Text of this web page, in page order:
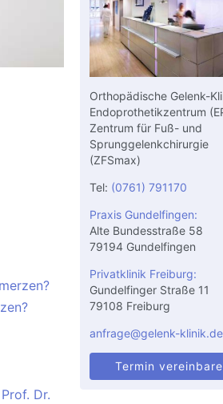
Dr.
Orthopädische Gelenk-
Endoprothetikzentrum
Zentrum für Fuß- und
Sprunggelenkchirurgie
(ZFSmax)
Tel: (0761) 791170
Praxis Gundelfingen:
Alte Bundesstraße 58
79194 Gundelfingen
Privatklinik Freiburg:
Gundelfinger Straße 11
79108 Freiburg
anfrage@gelenk-klinik.de
Termin